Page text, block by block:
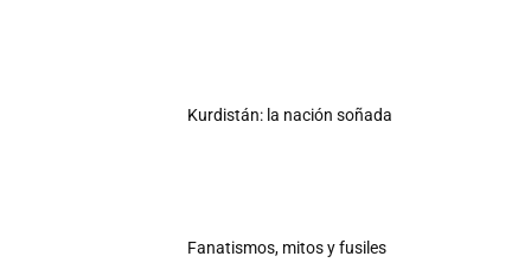
Kurdistán: la nación soñada
Fanatismos, mitos y fusiles